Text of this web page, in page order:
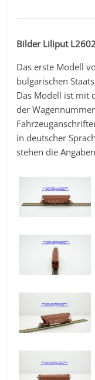
Bilder Liliput
Das erste Modell
bulgarischen
Das Modell ist mit
der
in deutscher
stehen die